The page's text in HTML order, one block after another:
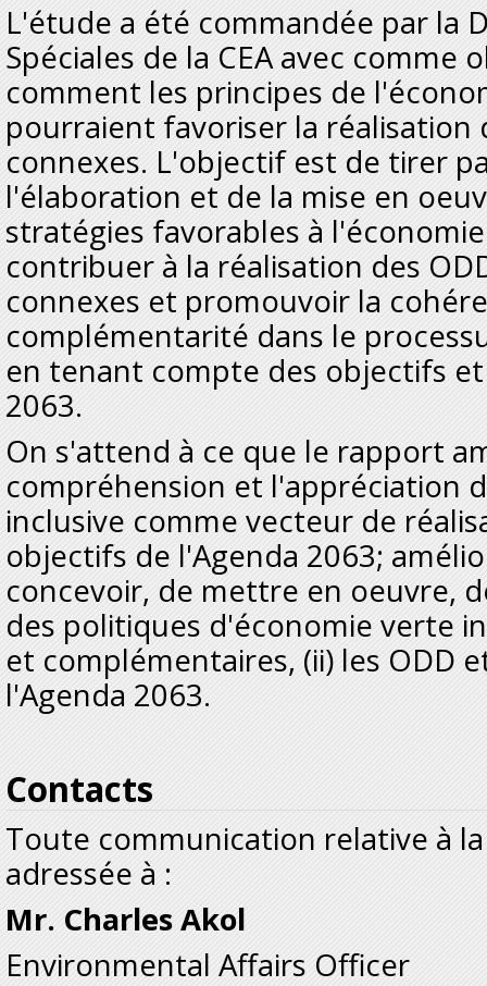
L'étude a été commandée par la
Spéciales de la CEA avec
comment les principes de
pourraient favoriser la réalisation
connexes. L'objectif est de tirer
l'élaboration et de la mise en
stratégies favorables à
contribuer à la réalisation des
connexes et promouvoir la
complémentarité dans le
en tenant compte des objectifs et
2063.
On s'attend à ce que le rapport
compréhension et l'appréciation
inclusive comme vecteur de
objectifs de l'Agenda 2063;
concevoir, de mettre en oeuvre,
des politiques d'économie verte
et complémentaires, (ii) les ODD
l'Agenda 2063.
Contacts
Toute communication relative à
adressée à :
Mr. Charles Akol
Environmental Affairs Officer